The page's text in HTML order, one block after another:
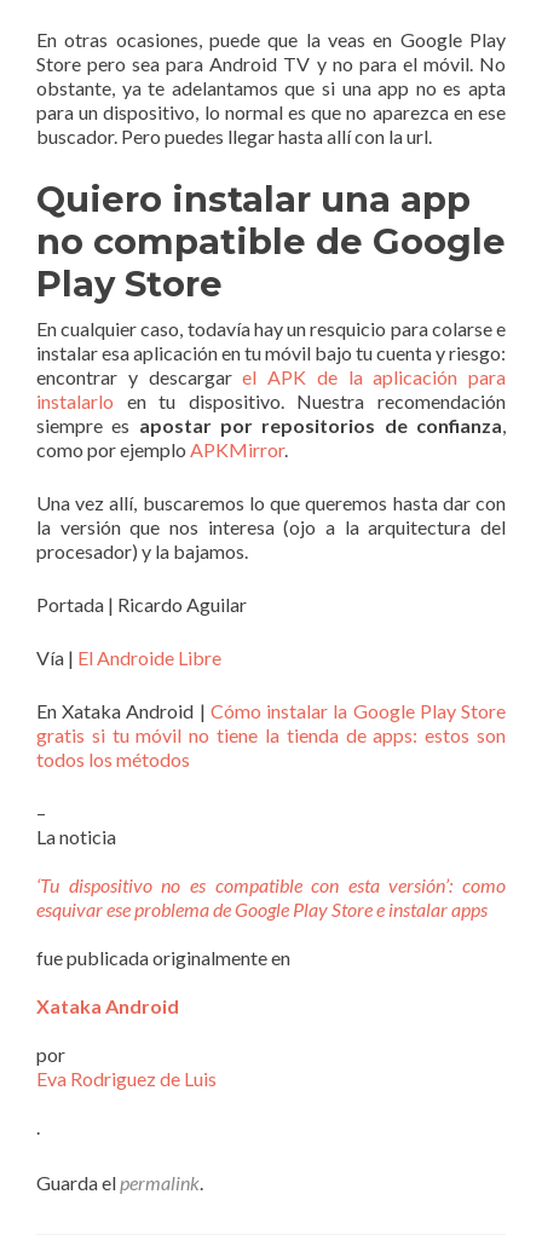
En otras ocasiones, puede que la veas en Google Play
Store pero sea para Android TV y no para el móvil. No
obstante, ya te adelantamos que si una app no es apta
para un dispositivo, lo normal es que no aparezca en ese
buscador. Pero puedes llegar hasta allí con la url.
Quiero instalar una app
no compatible de Google
Play Store
En cualquier caso, todavía hay un resquicio para colarse e
instalar esa aplicación en tu móvil bajo tu cuenta y riesgo:
encontrar y descargarel APK de la aplicación para
instalarlo en tu dispositivo. Nuestra recomendación
siempre es apostar por repositorios de confianza,
como por ejemplo APKMirror.
Una vez allí, buscaremos lo que queremos hasta dar con
la versión que nos interesa (ojo a la arquitectura del
procesador) y la bajamos.
Portada | Ricardo Aguilar
Vía | El Androide Libre
En Xataka Android | Cómo instalar la Google Play Store
gratis si tu móvil no tiene la tienda de apps: estos son
todos los métodos
–
La noticia
‘Tu dispositivo no es compatible con esta versión’: como
esquivar ese problema de Google Play Store e instalar apps
fue publicada originalmente en
Xataka Android
por
Eva Rodriguez de Luis
.
Guarda elpermalink.